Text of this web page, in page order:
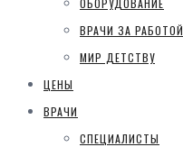
ОБОРУДОВАНИЕ
ВРАЧИ ЗА РАБОТОЙ
МИР ДЕТСТВУ
ЦЕНЫ
ВРАЧИ
СПЕЦИАЛИСТЫ